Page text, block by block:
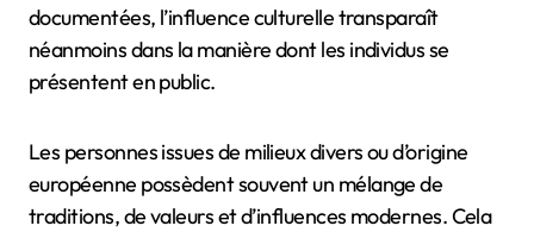
documentées, l’influence culturelle transparaît
néanmoins dans la manière dont les individus se
présentent en public.
Les personnes issues de milieux divers ou d’origine
européenne possèdent souvent un mélange de
traditions, de valeurs et d’influences modernes. Cela